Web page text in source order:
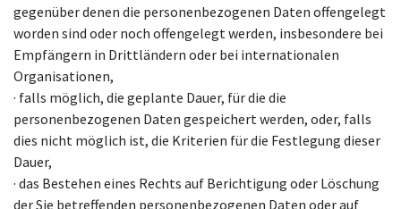
gegenüber denen die personenbezogenen Daten offengelegt
worden sind oder noch offengelegt werden, insbesondere bei
Empfängern in Drittländern oder bei internationalen
Organisationen,
· falls möglich, die geplante Dauer, für die die
personenbezogenen Daten gespeichert werden, oder, falls
dies nicht möglich ist, die Kriterien für die Festlegung dieser
Dauer,
· das Bestehen eines Rechts auf Berichtigung oder Löschung
der Sie betreffenden personenbezogenen Daten oder auf